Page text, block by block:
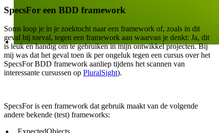
SpecsFor een BDD framework
Soms loop je in je zoektocht naar een framework of, zoals in dit
geval bij toeval, tegen een framework aan waarvan je denkt: Ja, dit
is leuk en handig om te gebruiken in mijn ontwikkel projecten. Bij
mij was dat het geval toen ik per ongeluk tegen een cursus over het
SpecsFor BDD framework aanliep tijdens het scannen van
interessante cursussen op PluralSight).
SpecsFor is een framework dat gebruik maakt van de volgende
andere bekende (test) frameworks: